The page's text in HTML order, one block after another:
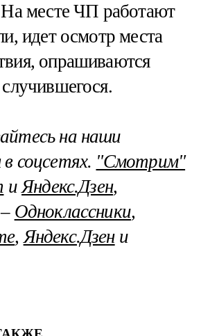
месте ЧП работают
идет осмотр места
опрашиваются
на наши
соцсетях. "Смотрим"
и Яндекс.Дзен,
Одноклассники,
, Яндекс.Дзени